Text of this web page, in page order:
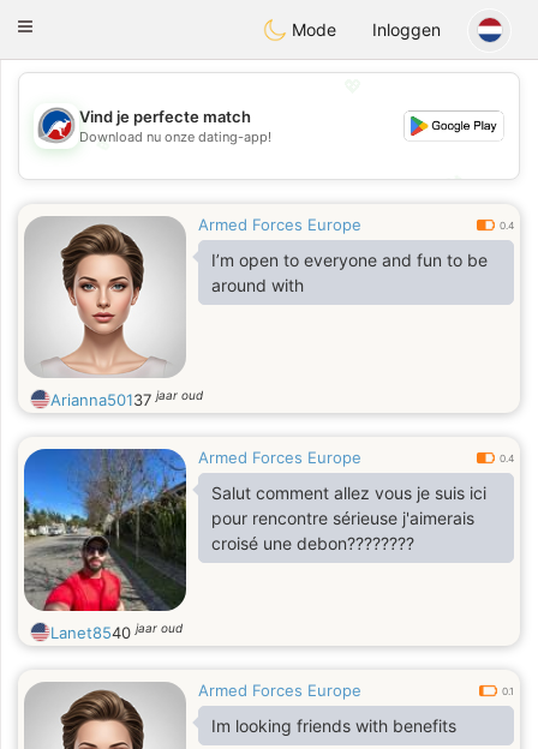
AustraliaChat
Toggle
Mode Inloggen
💖
💕
Vind je perfecte match
Download nu onze dating-app!
Armed Forces Europe 0.4
I’m open to everyone and fun to be
around with
Arianna50137jaar oud
Armed Forces Europe 0.4
Salut comment allez vous je suis ici
pour rencontre sérieuse j'aimerais
croisé une debon????????
Lanet8540jaar oud
Armed Forces Europe 0.1
Im looking friends with benefits